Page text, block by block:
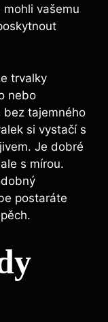
vašemu
trvalky
nebo
bez tajemného
si vystačí s
Je dobré
s mírou.
postaráte